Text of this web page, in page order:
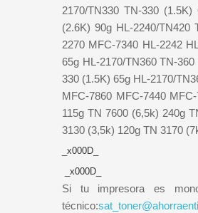
2170/TN330 TN-330
(2.6K) 90g HL-2240/TN420
2270 MFC-7340 HL-2242
65g HL-2170/TN360 TN-
330 (1.5K) 65g HL-2170/
MFC-7860 MFC-7440
115g TN 7600 (6,5k) 240g
3130 (3,5k) 120g TN 3170
_x000D_
_x000D_
Si tu impresora es
técnico: